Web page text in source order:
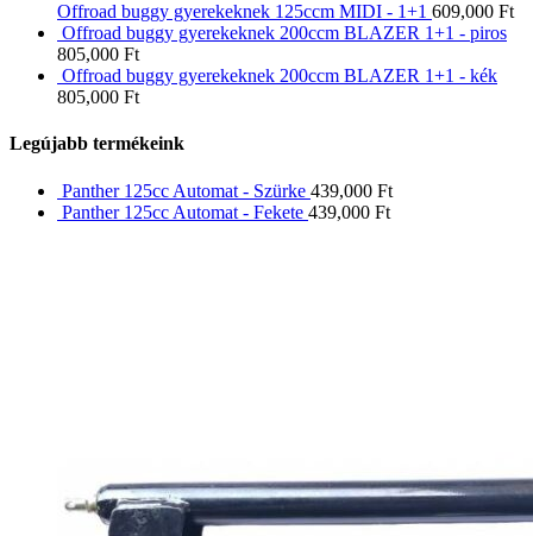
Offroad buggy gyerekeknek 125ccm MIDI - 1+1 609,000 Ft
Offroad buggy gyerekeknek 200ccm BLAZER 1+1 - piros
805,000 Ft
Offroad buggy gyerekeknek 200ccm BLAZER 1+1 - kék
805,000 Ft
Legújabb termékeink
Panther 125cc Automat - Szürke 439,000 Ft
Panther 125cc Automat - Fekete 439,000 Ft